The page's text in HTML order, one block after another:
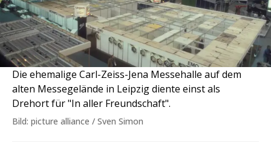
Die ehemalige Carl-Zeiss-Jena Messehalle auf dem
alten Messegelände in Leipzig diente einst als
Drehort für "In aller Freundschaft".
Bild: picture alliance / Sven Simon